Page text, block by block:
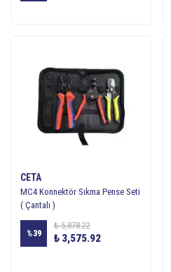
CETA
MC4 Konnektör Sıkma Pense Seti
( Çantalı )
%39
₺ 5,878.22
₺ 3,575.92